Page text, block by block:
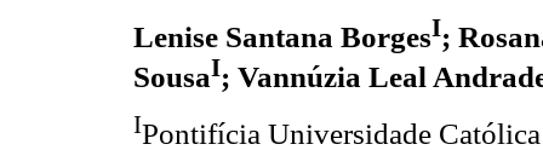
Lenise Santana BorgesI;
SousaI; Vannúzia Leal
IPontifícia Universidade